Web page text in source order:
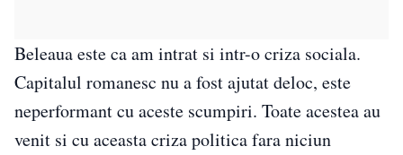
Beleaua este ca am intrat si intr-o criza sociala.
Capitalul romanesc nu a fost ajutat deloc, este
neperformant cu aceste scumpiri. Toate acestea au
venit si cu aceasta criza politica fara niciun